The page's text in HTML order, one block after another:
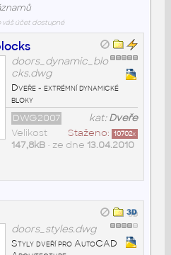
váš účet dostupné
doors_dynamic_blo
cks.dwg
Dveře - extrémní dynamické
bloky
kat:Dveře
DWG2007
Staženo: 10702x
Velikost
147,8kB• ze dne 13.04.2010
doors_styles.dwg
Styly dveří pro AutoCAD